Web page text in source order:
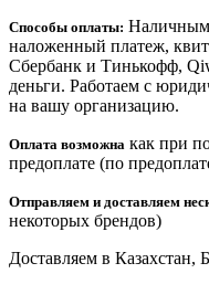
Способы оплаты:
наложенный платеж,
Сбербанк и Тинькофф,
деньги. Работаем с
на вашу организацию.
Оплата возможна как при
предоплате (по
Отправляем и доставляем
некоторых брендов)
Доставляем в Казахстан,